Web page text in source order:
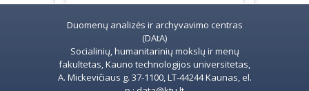
Duomenų analizės ir archyvavimo centras
(DAtA)
Socialinių, humanitarinių mokslų ir menų
fakultetas, Kauno technologijos universitetas,
A. Mickevičiaus g. 37-1100, LT-44244 Kaunas, el.